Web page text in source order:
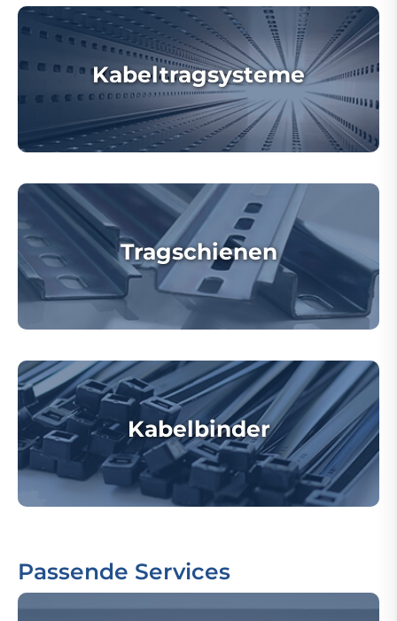
Kabeltragsysteme
Tragschienen
Kabelbinder
Passende Services